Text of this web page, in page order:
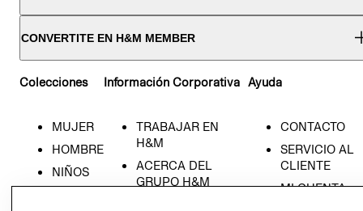
CONVERTITE EN H&M MEMBER
Colecciones
MUJER
HOMBRE
NIÑOS
Información Corporativa
TRABAJAR EN
H&M
ACERCA DEL
GRUPO H&M
Ayuda
CONTACTO
SERVICIO AL
CLIENTE
MI CUENTA